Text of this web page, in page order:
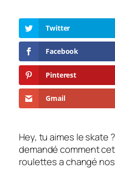
Twitter
Facebook
Pinterest
Gmail
Hey, tu aimes le skate
demandé comment
roulettes a changé